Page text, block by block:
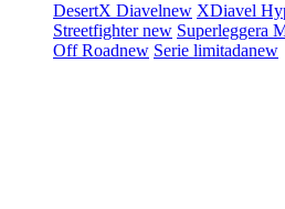
DesertX Diavelnew XDiavel
Streetfighternew Superleggera
Off Roadnew Serie limitadanew